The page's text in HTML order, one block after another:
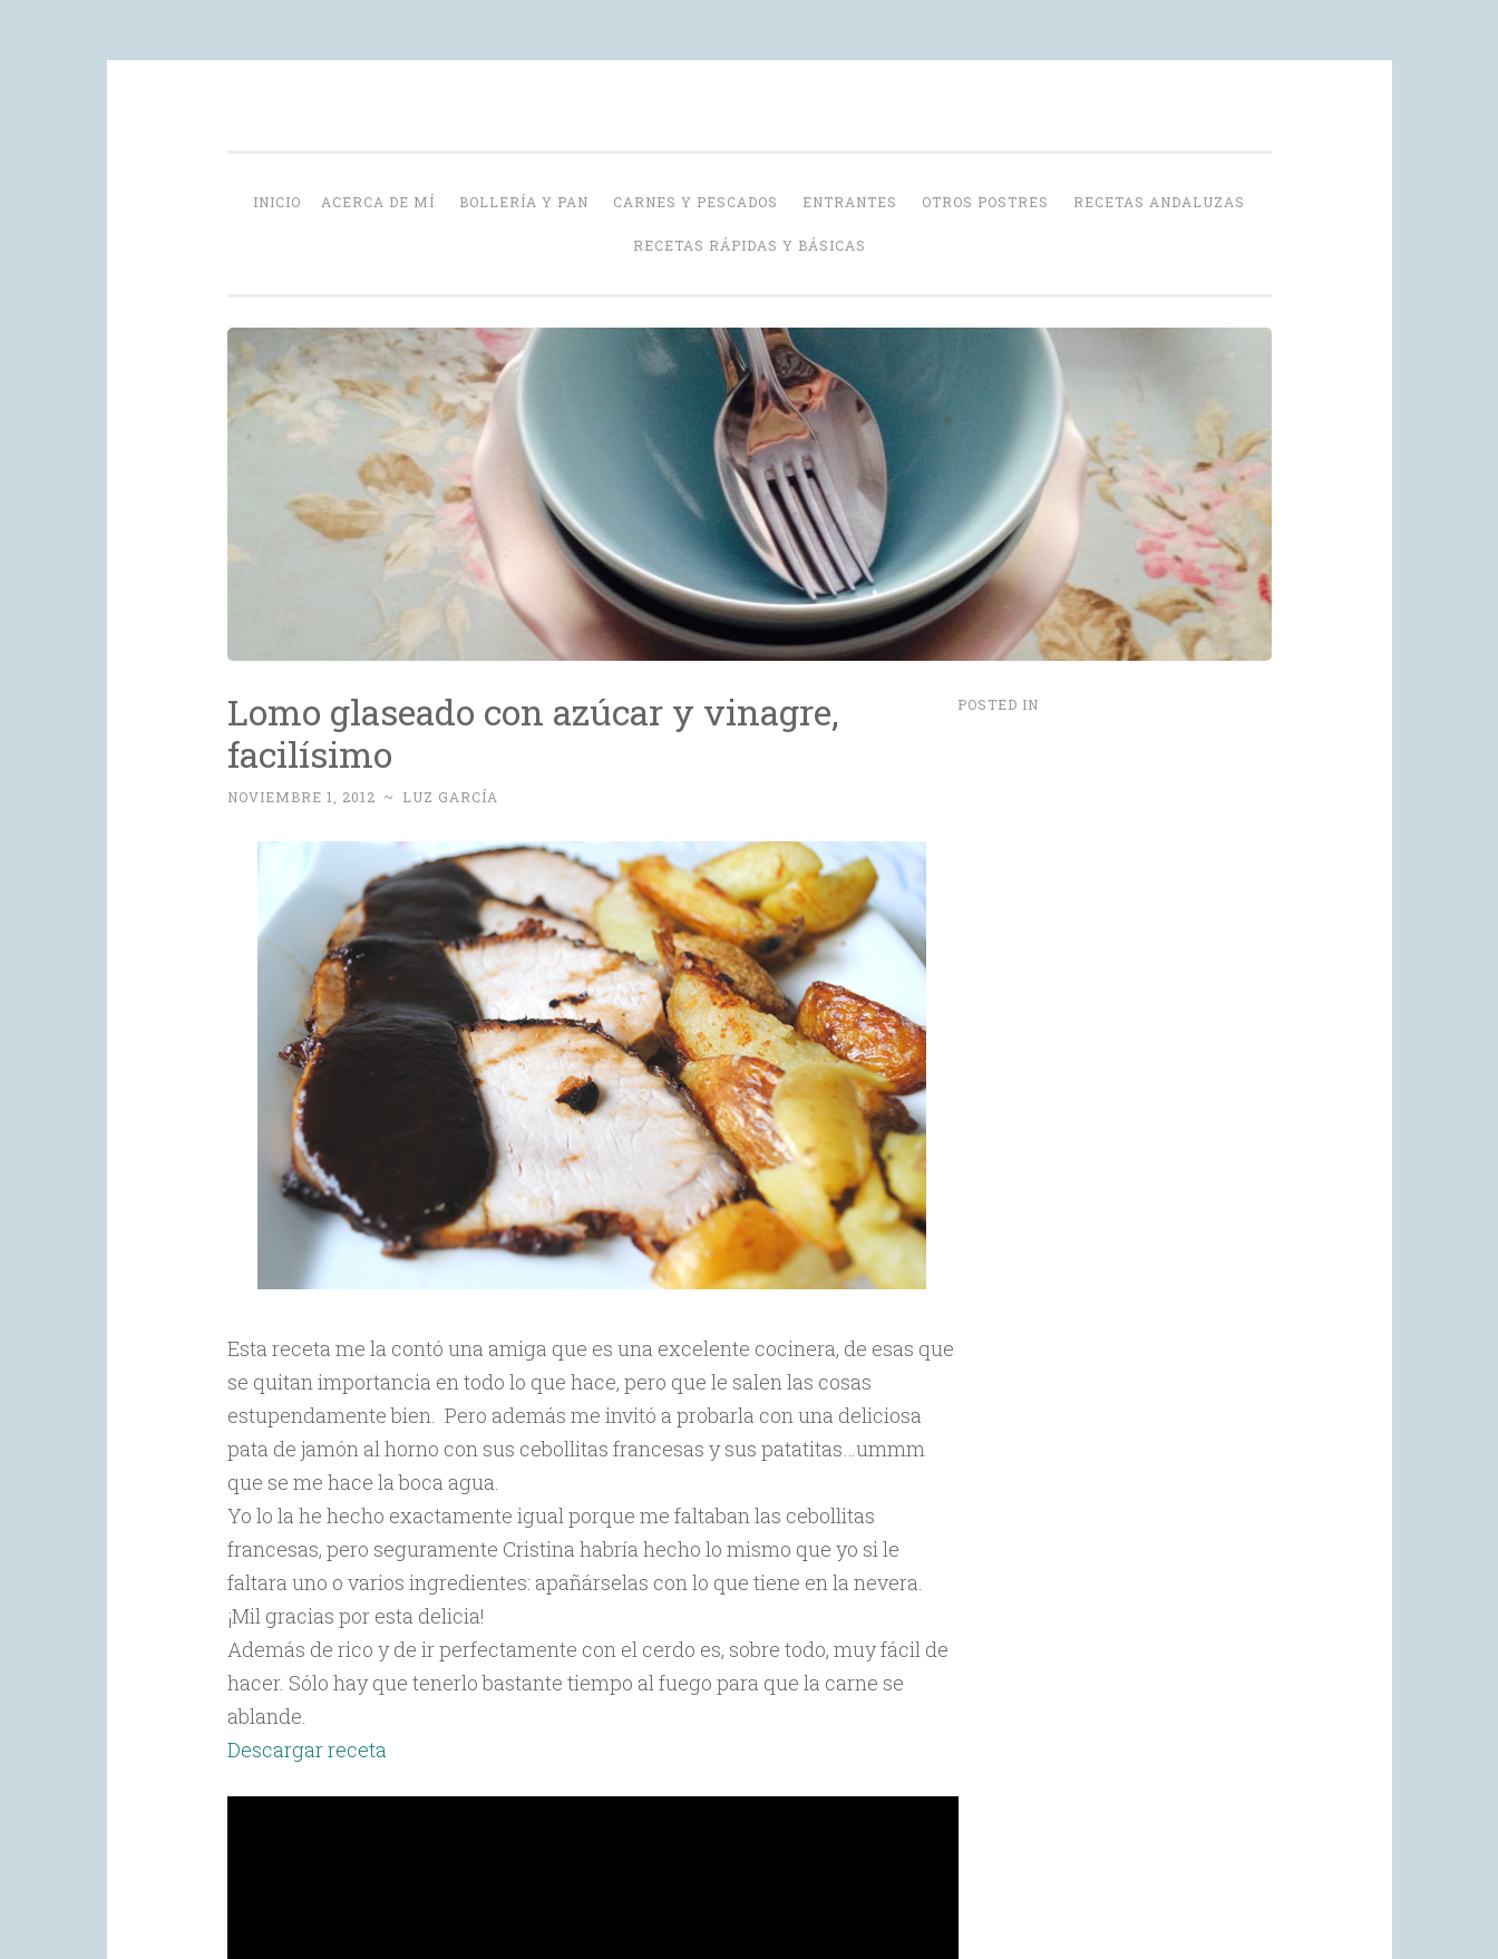
content
INICIO ACERCA DE MÍ BOLLERÍA Y PAN CARNES Y PESCADOS ENTRANTES OTROS POSTRES RECETAS ANDALUZAS
RECETAS RÁPIDAS Y BÁSICAS
Lomo glaseado con azúcar y vinagre,
facilísimo
NOVIEMBRE 1, 2012 ~ LUZ GARCÍA
Esta receta me la contó una amiga que es una excelente cocinera, de esas que
se quitan importancia en todo lo que hace, pero que le salen las cosas
estupendamente bien. Pero además me invitó a probarla con una deliciosa
pata de jamón al horno con sus cebollitas francesas y sus patatitas…ummm
que se me hace la boca agua.
Yo lo la he hecho exactamente igual porque me faltaban las cebollitas
francesas, pero seguramente Cristina habría hecho lo mismo que yo si le
faltara uno o varios ingredientes: apañárselas con lo que tiene en la nevera.
¡Mil gracias por esta delicia!
Además de rico y de ir perfectamente con el cerdo es, sobre todo, muy fácil de
hacer. Sólo hay que tenerlo bastante tiempo al fuego para que la carne se
ablande.
Descargar receta
POSTED IN